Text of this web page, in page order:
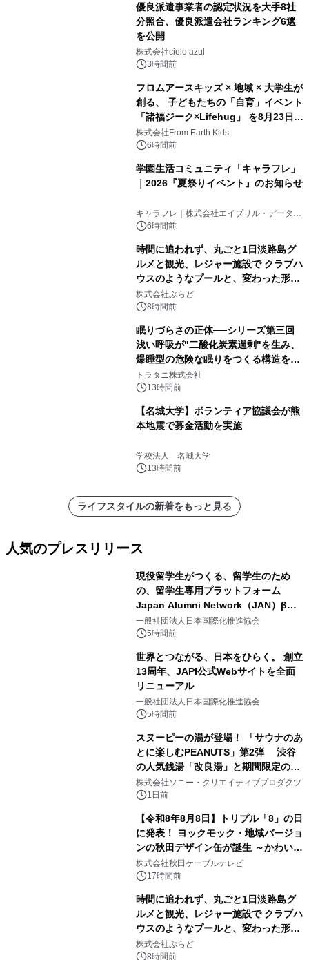
優良派遣事業者の認定状況を大手8社
分照合、優良派遣会社ランキング6選
を公開
株式会社cielo azul
3時間前
フロムアースキッズ × 地域 × 大学生が
創る、 子どもたちの「自育」イベント
「諸福ジーク×Lifehug」 を8月23日
(日)開催
株式会社From Earth Kids
6時間前
学園生活コミュニティ「キャラフレ」
｜2026『夏祭りイベント』のお知らせ
キャラフレ｜株式会社エイプリル・データ・
デザインズ
6時間前
時間に追われず、丸ごと1日淡路島グ
ルメと観光、レジャー施設で クラブハ
ウスのようなプールと、変わった形の
サウナも 「THE BOXY AWAJI」のお
得な素泊まり連泊プランで
株式会社ぷらど
8時間前
眠りづらさの正体──シリーズ第三回
浅い呼吸が"二酸化炭素過剰"を生み、
爆睡型の危険な眠りをつくる構造を解
説
トラタニ株式会社
13時間前
【名城大学】ボランティア協議会が熊
本地震で募金活動を実施
学校法人 名城大学
13時間前
ライフスタイルの新着をもっと見る
人気のプレスリリース
現役留学生がつくる、留学生のため
の、留学生専用プラットフォーム
Japan Alumni Network（JAN）β版
をリリース
一般社団法人日本国際化推進協会
5時間前
世界とつながる、日本をひらく。 創立
13周年、JAPI公式Webサイトを全面
リニューアル
一般社団法人日本国際化推進協会
5時間前
スヌーピーの湯が登場！ 「サウナのあ
とに楽しむPEANUTS」第2弾 渋谷
の人気銭湯「改良湯」と期間限定のコ
ラボレーション サウナイキタイコラ
ボグッズも発売決定！
株式会社ソニー・クリエイティブプロダクツ
1日前
【令和8年8月8日】トリプル「8」の日
に発表！ ヨックモック・地域バージョ
ンの秋田デザイン缶が誕生 ～かわいい
秋田犬の子犬と秋田の四季と名所を巡
るパッケージ～ 9月1日(火)秋田県内で
株式会社秋田ケーブルテレビ
17時間前
時間に追われず、丸ごと1日淡路島グ
ルメと観光、レジャー施設で クラブハ
ウスのようなプールと、変わった形の
サウナも 「THE BOXY AWAJI」のお
得な素泊まり連泊プランで
株式会社ぷらど
8時間前